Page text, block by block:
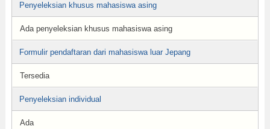
Penyeleksian khusus mahasiswa asing
Ada penyeleksian khusus mahasiswa asing
Formulir pendaftaran dari mahasiswa luar Jepang
Tersedia
Penyeleksian individual
Ada